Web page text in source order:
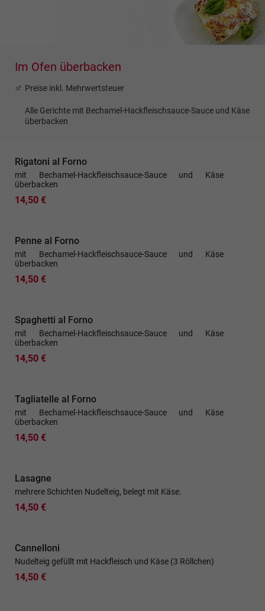
Im Ofen überbacken
Preise inkl. Mehrwertsteuer
Alle Gerichte mit Bechamel-Hackfleischsauce-Sauce und Käse
überbacken
Rigatoni al Forno
mit Bechamel-Hackfleischsauce-Sauce und Käse
überbacken
14,50 €
Penne al Forno
mit Bechamel-Hackfleischsauce-Sauce und Käse
überbacken
14,50 €
Spaghetti al Forno
mit Bechamel-Hackfleischsauce-Sauce und Käse
überbacken
14,50 €
Tagliatelle al Forno
mit Bechamel-Hackfleischsauce-Sauce und Käse
überbacken
14,50 €
Lasagne
mehrere Schichten Nudelteig, belegt mit Käse.
14,50 €
Cannelloni
Nudelteig gefüllt mit Hackfleisch und Käse (3 Röllchen)
14,50 €